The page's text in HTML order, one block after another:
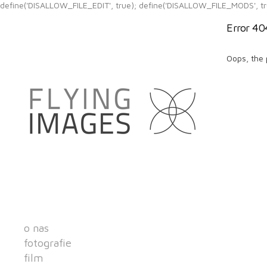
define('DISALLOW_FILE_EDIT', true); define('DISALLOW_FILE_MODS',
o nas
fotografie
film
Error
Oops, the